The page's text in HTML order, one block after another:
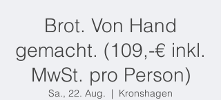
Brot. Von Hand
gemacht. (109,-€ inkl.
MwSt. pro Person)
Sa., 22. Aug.
  |
Kronshagen